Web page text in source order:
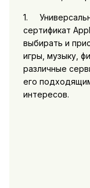
1.
сертификат
выбирать и
игры, музыку,
различные
его
интересов.